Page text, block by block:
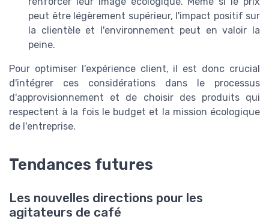
peut être légèrement supérieur, l'impact positif sur
la clientèle et l'environnement peut en valoir la
peine.
Pour optimiser l'expérience client, il est donc crucial
d'intégrer ces considérations dans le processus
d'approvisionnement et de choisir des produits qui
respectent à la fois le budget et la mission écologique
de l'entreprise.
Tendances futures
Les nouvelles directions pour les
agitateurs de café